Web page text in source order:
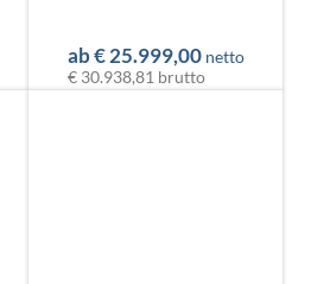
ab€25.999,00 netto
€ 30.938,81 brutto